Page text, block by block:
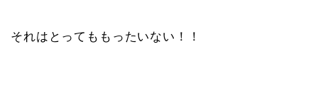
それはとってももったいない！！